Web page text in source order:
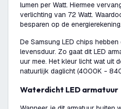
lumen per Watt. Hiermee
verlichting van 72 Watt.
besparen op de energierekening.
De Samsung LED chips
levensduur. Zo gaat dit LED
uur mee. Het kleur licht wat uit
natuurlijk daglicht (4000K -
Waterdicht LED armatuur